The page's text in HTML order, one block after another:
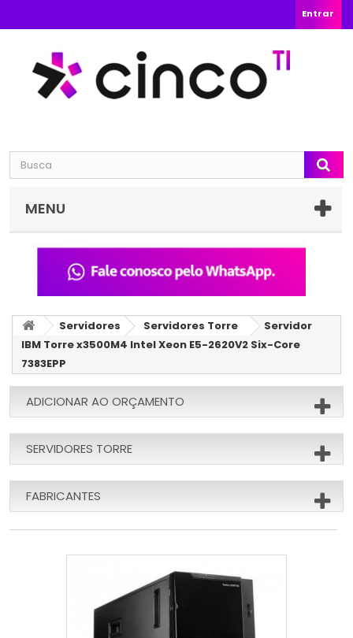
Entrar
MENU
Servidores Servidores Torre
Servidor
IBM Torre x3500M4 Intel Xeon E5-2620V2 Six-Core
7383EPP
ADICIONAR AO ORÇAMENTO
SERVIDORES TORRE
FABRICANTES